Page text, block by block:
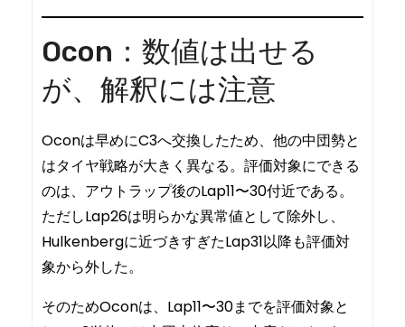
Ocon：数値は出せる
が、解釈には注意
Oconは早めにC3へ交換したため、他の中団勢と
はタイヤ戦略が大きく異なる。評価対象にできる
のは、アウトラップ後のLap11〜30付近である。
ただしLap26は明らかな異常値として除外し、
Hulkenbergに近づきすぎたLap31以降も評価対
象から外した。
そのためOconは、Lap11〜30までを評価対象と